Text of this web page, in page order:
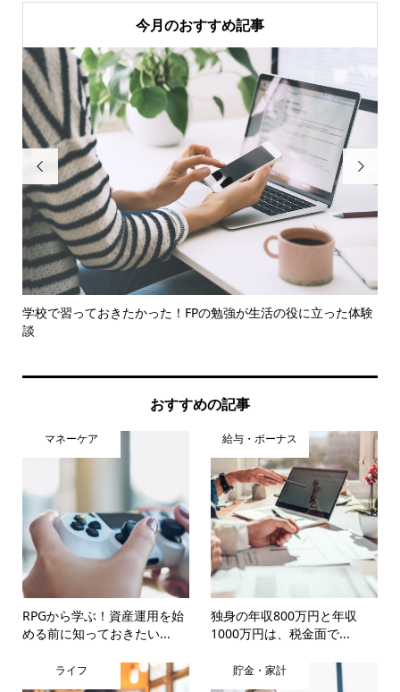
今月のおすすめ記事

学校で習っておきたかった！FPの勉強が生活の役に立った体験
談

おすすめの記事
マネーケア
RPGから学ぶ！資産運用を始
める前に知っておきたい...
給与・ボーナス
独身の年収800万円と年収
1000万円は、税金面で...
ライフ 貯金・家計